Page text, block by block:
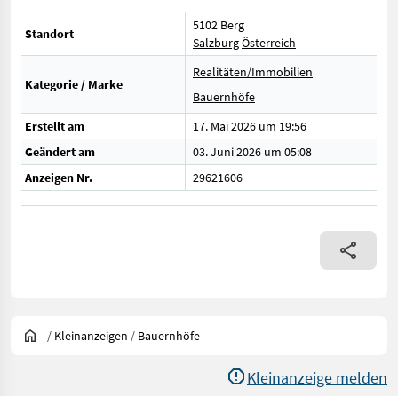
Standort
5102 Berg
SalzburgÖsterreich
Kategorie / Marke
Realitäten/Immobilien
Bauernhöfe
Erstellt am
17. Mai 2026 um 19:56
Geändert am
03. Juni 2026 um 05:08
Anzeigen Nr.
29621606
/ Kleinanzeigen / Bauernhöfe
Kleinanzeige melden